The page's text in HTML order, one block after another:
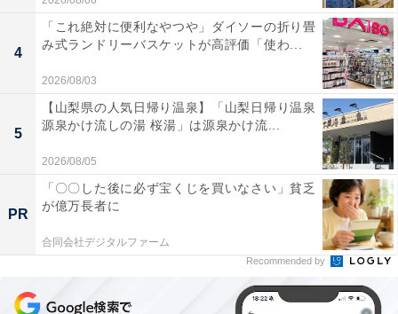
気の宿やホテルを対象に、宿泊予約で使えるお得な割引
クーポンを配布します。
クーポンは、国内宿泊や海外ツアー、レンタカーなど、
さまざまな旅行商品で利用可能。複数のクーポンを組み
合わせて、さらに割引率をアップできる場合もありま
す。賢く旅の計画を立てて、お得に旅行を楽しみましょ
楽天トラベルでクーポン祭を見る
4
「これ絶対に便利なやつや」ダイソーの折り畳
み式ランドリーバスケットが高評価「使わ...
2026/08/03
5
【山梨県の人気日帰り温泉】「山梨日帰り温泉
源泉かけ流しの湯 桜湯」は源泉かけ流...
2026/08/05
PR
「〇〇した後に必ず宝くじを買いなさい」貧乏
が億万長者に
合同会社デジタルファーム
Recommended by